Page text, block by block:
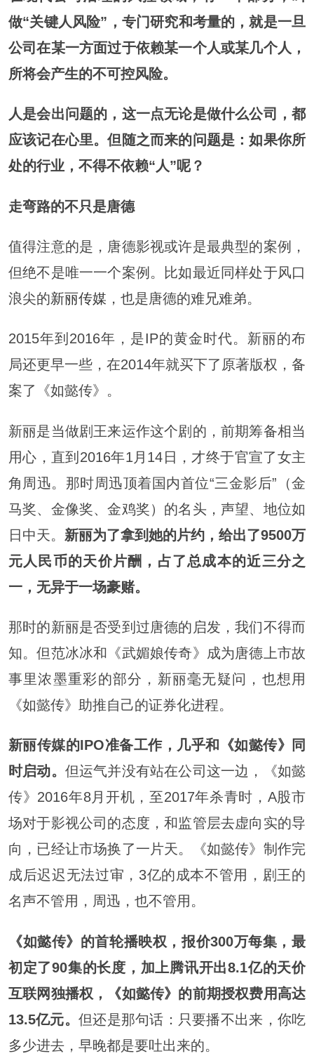
做“关键人风险” ，专门研究和考量的，就是一旦
公司在某一方面过于依赖某一个人或某几个人，
所将会产生的不可控风险。
人是会出问题的，这一点无论是做什么公司，都
应该记在心里。但随之而来的问题是：如果你所
处的行业，不得不依赖“人”呢？
走弯路的不只是唐德
值得注意的是，唐德影视或许是最典型的案例，
但绝不是唯一一个案例。比如最近同样处于风口
浪尖的新丽传媒 ，也是唐德的难兄难弟。
2015年到2016年，是IP的黄金时代。新丽的布
局还更早一些，在2014年就买下了原著版权，备
案了《如懿传》。
新丽是当做剧王来运作这个剧的，前期筹备相当
用心，直到2016年1月14日，才终于官宣了女主
角周迅。那时周迅顶着国内首位“三金影后”（金
马奖、金像奖、金鸡奖）的名头，声望、地位如
日中天。 新丽为了拿到她的片约，给出了9500万
元人民币的天价片酬，占了总成本的近三分之
一，无异于一场豪赌。
那时的新丽是否受到过唐德的启发，我们不得而
知。但范冰冰和《武媚娘传奇》成为唐德上市故
事里浓墨重彩的部分，新丽毫无疑问，也想用
《如懿传》助推自己的证券化进程。
新丽传媒的IPO准备工作，几乎和《如懿传》同
时启动。 但运气并没有站在公司这一边，《如懿
传》2016年8月开机，至2017年杀青时，A股市
场对于影视公司的态度，和监管层去虚向实的导
向，已经让市场换了一片天。《如懿传》制作完
成后迟迟无法过审，3亿的成本不管用，剧王的
名声不管用，周迅，也不管用。
《如懿传》的首轮播映权，报价300万每集，最
初定了90集的长度，加上腾讯开出8.1亿的天价
互联网独播权，《如懿传》的前期授权费用高达
13.5亿元。但还是那句话：只要播不出来，你吃
多少进去，早晚都是要吐出来的。